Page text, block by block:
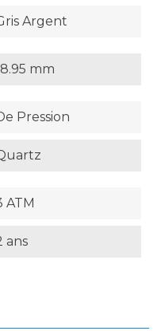
Argent
mm
Pression
ATM
ans